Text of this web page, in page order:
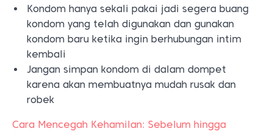
Kondom hanya sekali pakai jadi segera buang
kondom yang telah digunakan dan gunakan
kondom baru ketika ingin berhubungan intim
kembali
Jangan simpan kondom di dalam dompet
karena akan membuatnya mudah rusak dan
robek
Cara Mencegah Kehamilan: Sebelum hingga